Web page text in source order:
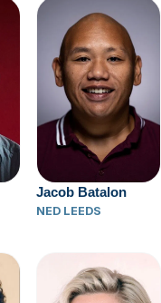
Jacob Batalon
NED LEEDS